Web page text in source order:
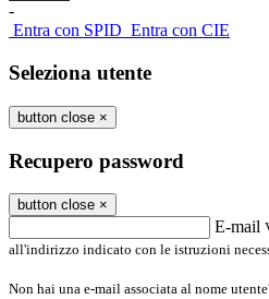
-
Entra con SPID Entra con CIE
Seleziona utente
button close ×
Recupero password
button close ×
E-mail
all'indirizzo indicato con le istruzioni
Non hai una e-mail associata al nome